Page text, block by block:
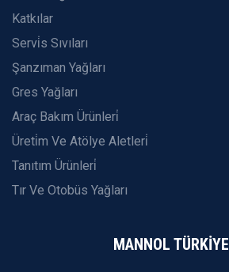
Katkılar
Servi̇s Sıvıları
Şanzıman Yağları
Gres Yağları
Araç Bakım Ürünleri̇
Üreti̇m Ve Atölye Aletleri̇
Tanıtım Ürünleri̇
Tır Ve Otobüs Yağları
MANNOL TÜRKİYE